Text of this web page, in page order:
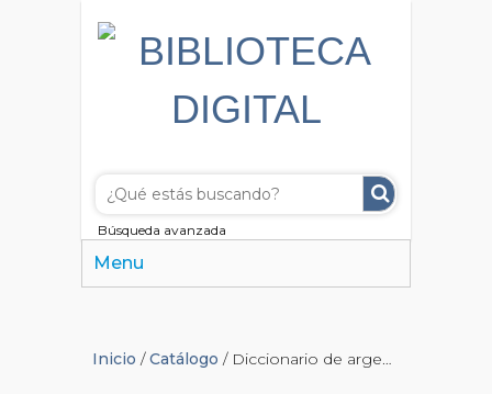
Búsqueda avanzada
Menu
Inicio /Catálogo / Diccionario de argentinismos, neologismos y barbarismos